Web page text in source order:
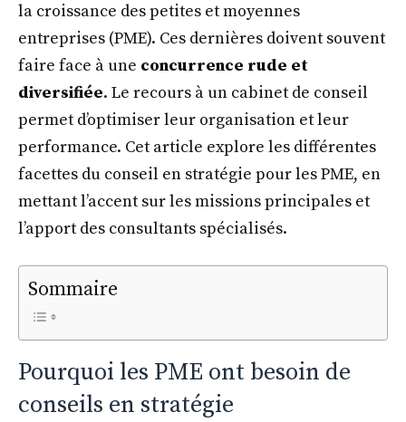
la croissance des petites et moyennes
entreprises (PME). Ces dernières doivent souvent
faire face à une concurrence rude et
diversifiée. Le recours à un cabinet de conseil
permet d’optimiser leur organisation et leur
performance. Cet article explore les différentes
facettes du conseil en stratégie pour les PME, en
mettant l’accent sur les missions principales et
l’apport des consultants spécialisés.
Sommaire
Pourquoi les PME ont besoin de
conseils en stratégie